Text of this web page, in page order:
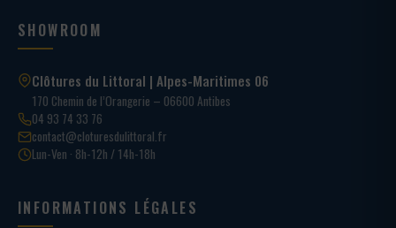
SHOWROOM
Clôtures du Littoral | Alpes-Maritimes 06
170 Chemin de l’Orangerie – 06600 Antibes
04 93 74 33 76
contact@cloturesdulittoral.fr
Lun-Ven · 8h-12h / 14h-18h
INFORMATIONS LÉGALES